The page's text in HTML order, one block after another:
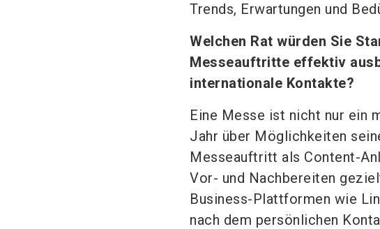
Trends, Erwartungen und
Welchen Rat würden Sie
Messeauftritte effektiv
internationale Kontakte?
Eine Messe ist nicht nur ein
Jahr über Möglichkeiten
Messeauftritt als Content-
Vor- und Nachbereiten
Business-Plattformen wie
nach dem persönlichen